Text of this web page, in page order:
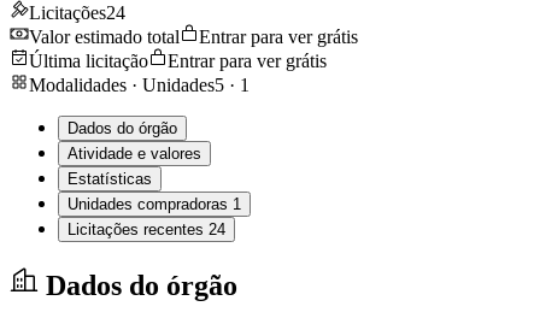
Licitações24
Valor estimado total
Entrar para ver grátis
Última licitação
Entrar para ver grátis
Modalidades · Unidades5 · 1
Dados do órgão
Atividade e valores
Estatísticas
Unidades compradoras 1
Licitações recentes 24
Dados do órgão